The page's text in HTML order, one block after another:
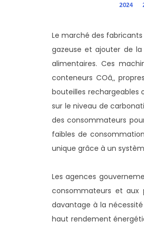
Le marché des
gazeuse et ajouter de
alimentaires. Ces
conteneurs COâ‚‚
bouteilles rechargeables
sur le niveau de
des consommateurs
faibles de
unique grâce à un
Les agences
consommateurs et aux
davantage à la
haut rendement